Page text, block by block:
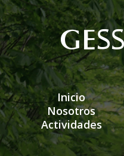
Inicio
Nosotros
Actividades